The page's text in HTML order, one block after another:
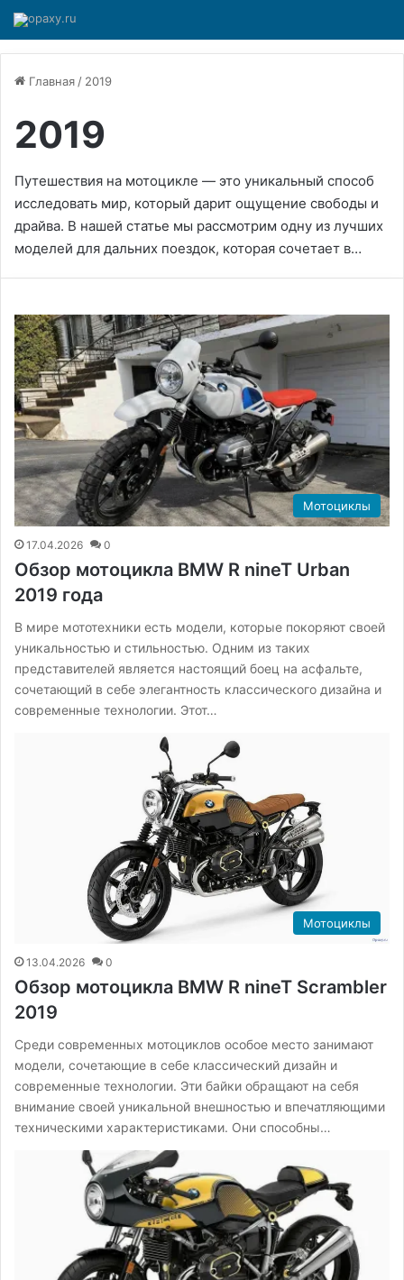
Главная / 2019
2019
Путешествия на мотоцикле — это уникальный способ
исследовать мир, который дарит ощущение свободы и
драйва. В нашей статье мы рассмотрим одну из лучших
моделей для дальних поездок, которая сочетает в…
Мотоциклы
17.04.2026 0
Обзор мотоцикла BMW R nineT Urban
2019 года
В мире мототехники есть модели, которые покоряют своей
уникальностью и стильностью. Одним из таких
представителей является настоящий боец на асфальте,
сочетающий в себе элегантность классического дизайна и
современные технологии. Этот…
Мотоциклы
13.04.2026 0
Обзор мотоцикла BMW R nineT Scrambler
2019
Среди современных мотоциклов особое место занимают
модели, сочетающие в себе классический дизайн и
современные технологии. Эти байки обращают на себя
внимание своей уникальной внешностью и впечатляющими
техническими характеристиками. Они способны…